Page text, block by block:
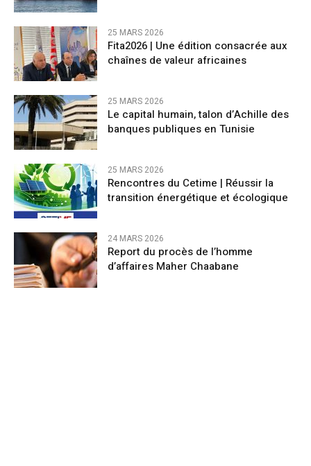
25 MARS 2026
Fita2026 | Une édition consacrée aux
chaînes de valeur africaines
25 MARS 2026
Le capital humain, talon d’Achille des
banques publiques en Tunisie
25 MARS 2026
Rencontres du Cetime | Réussir la
transition énergétique et écologique
24 MARS 2026
Report du procès de l’homme
d’affaires Maher Chaabane